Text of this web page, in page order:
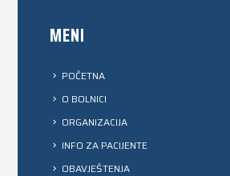
MENI
POČETNA
O BOLNICI
ORGANIZACIJA
INFO ZA PACIJENTE
OBAVJEŠTENJA